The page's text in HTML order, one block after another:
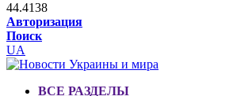
44.4138
Авторизация
Поиск
UA
ВСЕ РАЗДЕЛЫ